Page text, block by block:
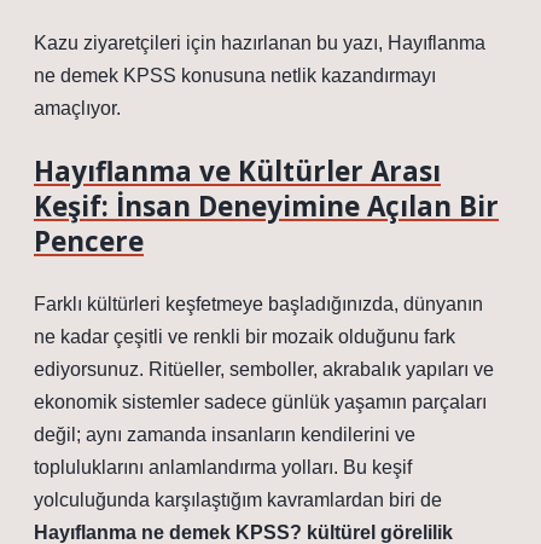
Kazu ziyaretçileri için hazırlanan bu yazı, Hayıflanma
ne demek KPSS konusuna netlik kazandırmayı
amaçlıyor.
Hayıflanma ve Kültürler Arası
Keşif: İnsan Deneyimine Açılan Bir
Pencere
Farklı kültürleri keşfetmeye başladığınızda, dünyanın
ne kadar çeşitli ve renkli bir mozaik olduğunu fark
ediyorsunuz. Ritüeller, semboller, akrabalık yapıları ve
ekonomik sistemler sadece günlük yaşamın parçaları
değil; aynı zamanda insanların kendilerini ve
topluluklarını anlamlandırma yolları. Bu keşif
yolculuğunda karşılaştığım kavramlardan biri de
Hayıflanma ne demek KPSS? kültürel görelilik